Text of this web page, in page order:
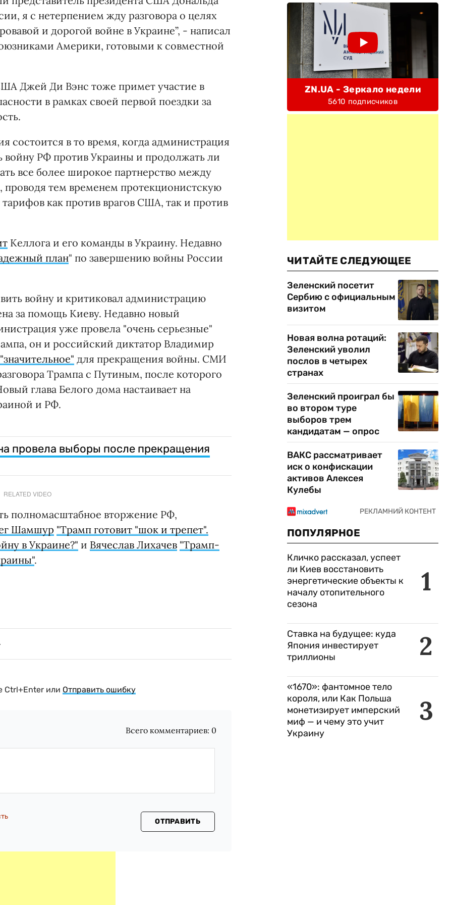
я с нетерпением жду разговора о целях
и дорогой войне в Украине”, - написал
Америки, готовыми к совместной
Джей Ди Вэнс тоже примет участие в
в рамках своей первой поездки за
состоится в то время, когда администрация
войну РФ против Украины и продолжать ли
все более широкое партнерство между
тем временем протекционистскую
как против врагов США, так и против
Келлога и его команды в Украину. Недавно
план" по завершению войны России
войну и критиковал администрацию
за помощь Киеву. Недавно новый
уже провела "очень серьезные"
он и российский диктатор Владимир
для прекращения войны. СМИ
Трампа с Путиным, после которого
глава Белого дома настаивает на
и РФ.
провела выборы после прекращения
RELATED VIDEO
полномасштабное вторжение РФ,
Шамшур "Трамп готовит "шок и трепет".
в Украине?" и Вячеслав Лихачев "Трамп-
.
Ctrl+Enter или Отправить ошибку
Всего комментариев: 0
ОТПРАВИТЬ
ZN.UA - Зеркало недели
5610 подписчиков
ЧИТАЙТЕ СЛЕДУЮЩЕЕ
Зеленский посетит
Сербию с официальным
визитом
Новая волна ротаций:
Зеленский уволил
послов в четырех
странах
Зеленский проиграл бы
во втором туре
выборов трем
кандидатам — опрос
ВАКС рассматривает
иск о конфискации
активов Алексея
Кулебы
ПОПУЛЯРНОЕ
1
Кличко рассказал, успеет
ли Киев восстановить
энергетические объекты к
началу отопительного
сезона
2
Ставка на будущее: куда
Япония инвестирует
триллионы
3
«1670»: фантомное тело
короля, или Как Польша
монетизирует имперский
миф — и чему это учит
Украину